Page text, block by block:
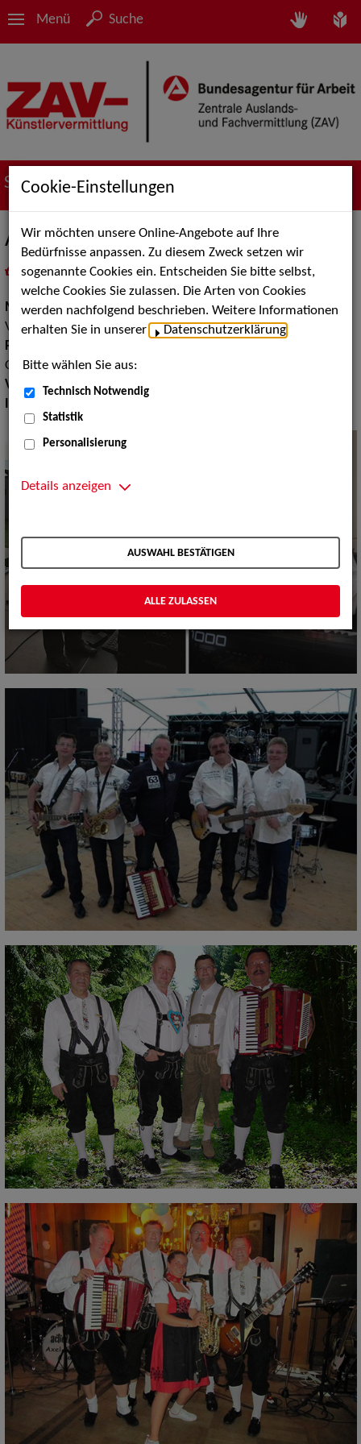
Menü Suche
Suche nach Künstler*innen
Axel Szigat
als PDF speichern
inMeine Merklistelegen
Musik:Instrumental Solisten, Pop, Rock & Tanzmusik,
Volksmusik und Intern. Folklore
Pop Rock Tanzmusik:
Oldies
Volksmusik Internationale Folklore:
Instrument:
Cookie-Einstellungen
Wir möchten unsere Online-Angebote auf Ihre
Bedürfnisse anpassen. Zu diesem Zweck setzen wir
sogenannte Cookies ein. Entscheiden Sie bitte selbst,
welche Cookies Sie zulassen. Die Arten von Cookies
werden nachfolgend beschrieben. Weitere Informationen
erhalten Sie in unserer
Datenschutzerklärung
Bitte wählen Sie aus:
Technisch Notwendig
Statistik
Personalisierung
Details anzeigen
AUSWAHL BESTÄTIGEN
ALLE ZULASSEN